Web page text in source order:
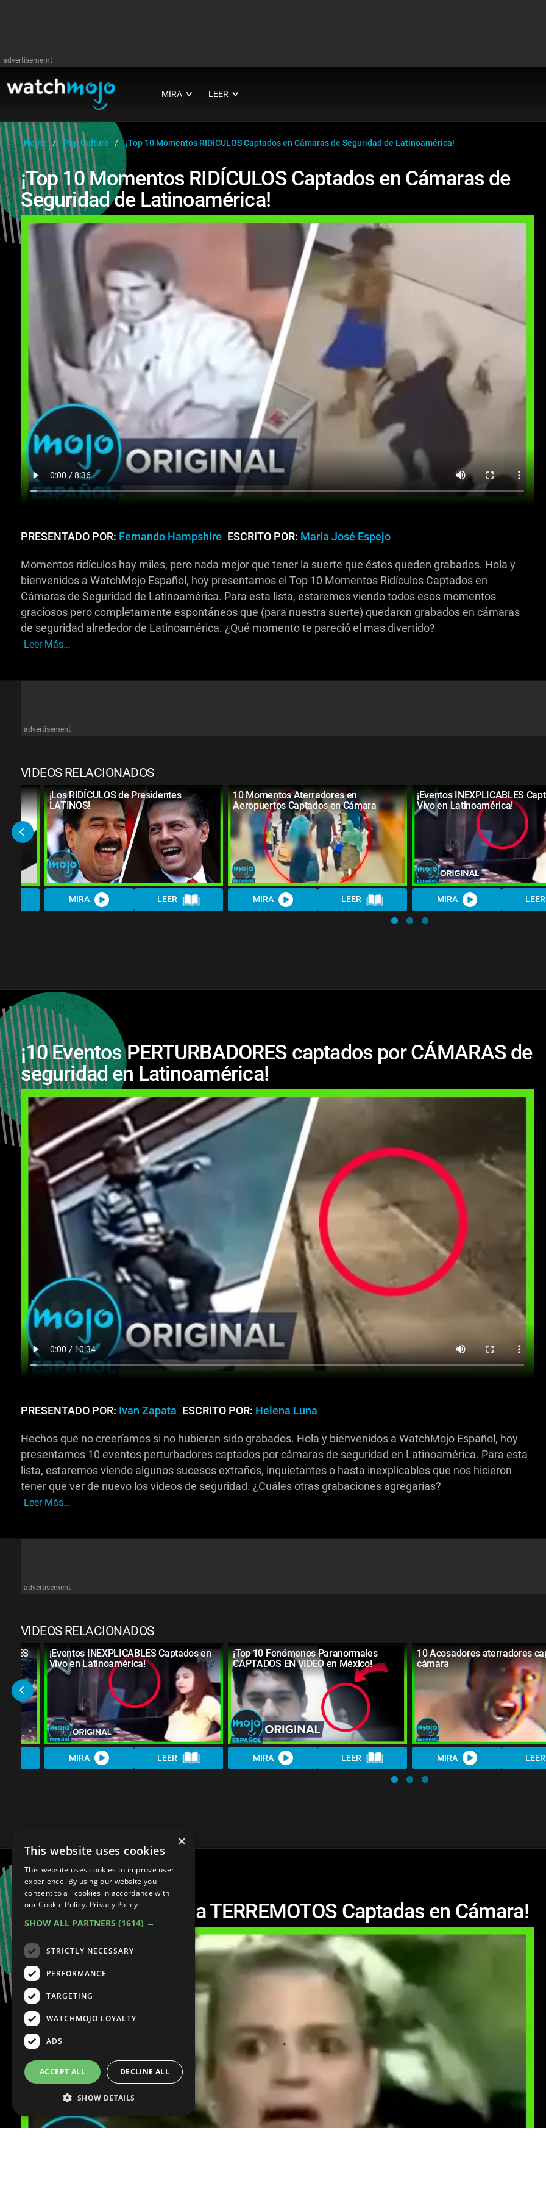
advertisememt
MIRA ∨ LEER ∨
Home Pop Culture ¡Top 10 Momentos RIDÍCULOS Captados en Cámaras de Seguridad de Latinoamérica!
¡Top 10 Momentos RIDÍCULOS Captados en Cámaras de
Seguridad de Latinoamérica!
PRESENTADO POR: Fernando Hampshire ESCRITO POR: Maria José Espejo
Momentos ridículos hay miles, pero nada mejor que tener la suerte que éstos queden grabados. Hola y
bienvenidos a WatchMojo Español, hoy presentamos el Top 10 Momentos Ridículos Captados en
Cámaras de Seguridad de Latinoamérica. Para esta lista, estaremos viendo todos esos momentos
graciosos pero completamente espontáneos que (para nuestra suerte) quedaron grabados en cámaras
de seguridad alrededor de Latinoamérica. ¿Qué momento te pareció el mas divertido?
Leer Más...
advertisement
VIDEOS RELACIONADOS
¡Los RIDÍCULOS de Presidentes
LATINOS!
MIRA LEER
10 Momentos Aterradores en
Aeropuertos Captados en Cámara
MIRA LEER
¡Eventos INEXPLICABLES
Vivo en Latinoamérica!
MIRA LEER
¡10 Eventos PERTURBADORES captados por CÁMARAS de
seguridad en Latinoamérica!
PRESENTADO POR: Ivan Zapata ESCRITO POR: Helena Luna
Hechos que no creeríamos si no hubieran sido grabados. Hola y bienvenidos a WatchMojo Español, hoy
presentamos 10 eventos perturbadores captados por cámaras de seguridad en Latinoamérica. Para esta
lista, estaremos viendo algunos sucesos extraños, inquietantes o hasta inexplicables que nos hicieron
tener que ver de nuevo los videos de seguridad. ¿Cuáles otras grabaciones agregarías?
Leer Más...
advertisement
VIDEOS RELACIONADOS
¡Eventos INEXPLICABLES Captados en
Vivo en Latinoamérica!
MIRA LEER
¡Top 10 Fenómenos Paranormales
CAPTADOS EN VIDEO en México!
MIRA LEER
10 Acosadores aterradores
cámara
MIRA LEER
¡Top 10 Reacciones a TERREMOTOS Captadas en Cámara!
×
This website uses cookies
This website uses cookies to improve user
experience. By using our website you
consent to all cookies in accordance with
our Cookie Policy. Privacy Policy
SHOW ALL PARTNERS (1614) →
STRICTLY NECESSARY
PERFORMANCE
TARGETING
WATCHMOJO LOYALTY
ADS
ACCEPT ALL DECLINE ALL
SHOW DETAILS